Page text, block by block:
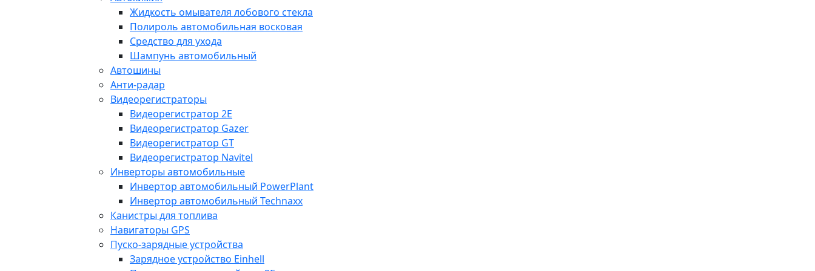
Жидкость омывателя лобового стекла
Полироль автомобильная восковая
Средство для ухода
Шампунь автомобильный
Автошины
Анти-радар
Видеорегистраторы
Видеорегистратор 2E
Видеорегистратор Gazer
Видеорегистратор GT
Видеорегистратор Navitel
Инверторы автомобильные
Инвертор автомобильный PowerPlant
Инвертор автомобильный Technaxx
Канистры для топлива
Навигаторы GPS
Пуско-зарядные устройства
Зарядное устройство Einhell